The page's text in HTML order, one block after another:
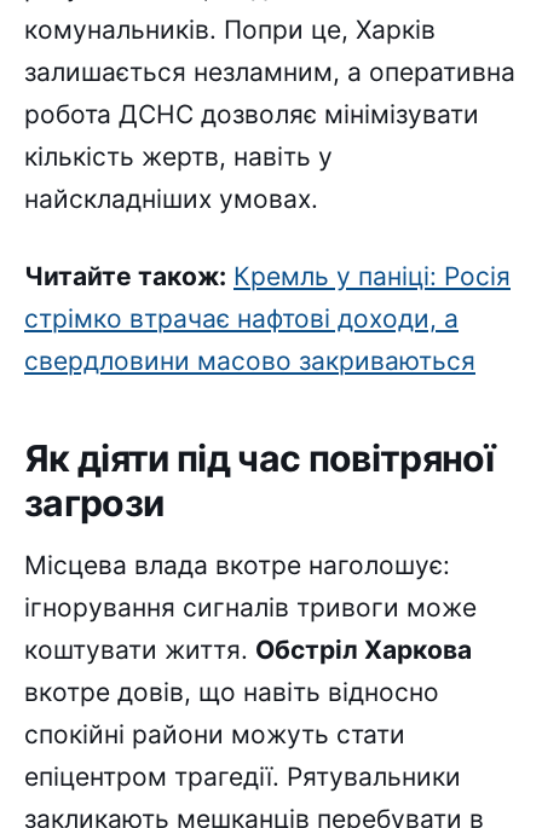
комунальників. Попри це, Харків
залишається незламним, а оперативна
робота ДСНС дозволяє мінімізувати
кількість жертв, навіть у
найскладніших умовах.
Читайте також: Кремль у паніці: Росія
стрімко втрачає нафтові доходи, а
свердловини масово закриваються
Як діяти під час повітряної
загрози
Місцева влада вкотре наголошує:
ігнорування сигналів тривоги може
коштувати життя. Обстріл Харкова
вкотре довів, що навіть відносно
спокійні райони можуть стати
епіцентром трагедії. Рятувальники
закликають мешканців перебувати в